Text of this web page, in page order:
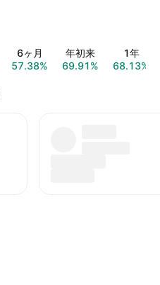
6ヶ月
57.38%
年初来
69.91%
1年
68.13%